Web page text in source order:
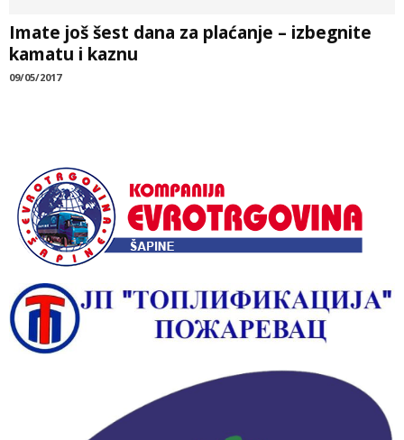
Imate još šest dana za plaćanje – izbegnite
kamatu i kaznu
09/05/2017